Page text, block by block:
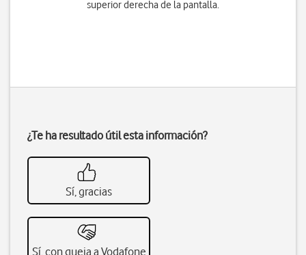
superior derecha de la pantalla.
¿Te ha resultado útil esta información?
Sí, gracias
Sí, con queja a Vodafone